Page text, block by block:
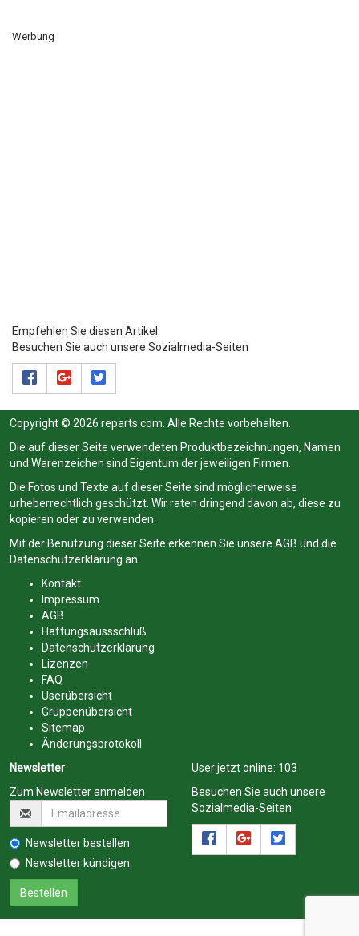
Werbung
Empfehlen Sie diesen Artikel
Besuchen Sie auch unsere Sozialmedia-Seiten
Copyright © 2026 reparts.com. Alle Rechte vorbehalten.
Die auf dieser Seite verwendeten Produktbezeichnungen, Namen
und Warenzeichen sind Eigentum der jeweiligen Firmen.
Die Fotos und Texte auf dieser Seite sind möglicherweise
urheberrechtlich geschützt. Wir raten dringend davon ab, diese zu
kopieren oder zu verwenden.
Mit der Benutzung dieser Seite erkennen Sie unsere AGB und die
Datenschutzerklärung an.
Kontakt
Impressum
AGB
Haftungsaussschluß
Datenschutzerklärung
Lizenzen
FAQ
Userübersicht
Gruppenübersicht
Sitemap
Änderungsprotokoll
Newsletter
Zum Newsletter anmelden
Newsletter bestellen
Newsletter kündigen
User jetzt online: 103
Besuchen Sie auch unsere
Sozialmedia-Seiten